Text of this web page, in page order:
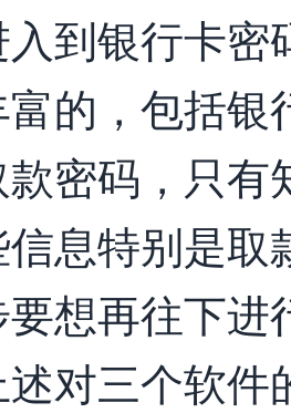
到银行卡
的，包括
密码，只
息特别是
想再往下
三个软件